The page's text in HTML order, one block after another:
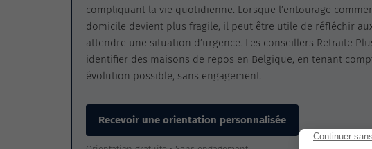
compliquant la vie quotidienne. Lorsque l’entourage
domicile devient plus fragile, il peut être utile de réfléchir
attendre une situation d’urgence. Les conseillers Retraite
identifier des maisons de repos en Belgique, en tenant
évolution possible, sans engagement.
Recevoir une orientation personnalisée